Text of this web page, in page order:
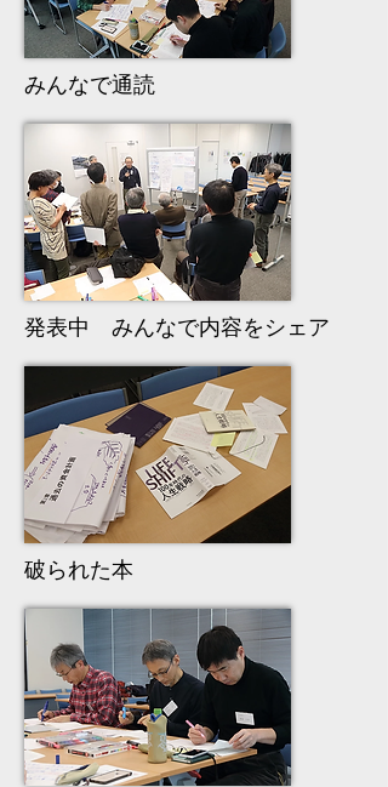
みんなで通読
発表中 みんなで内容をシェア
破られた本